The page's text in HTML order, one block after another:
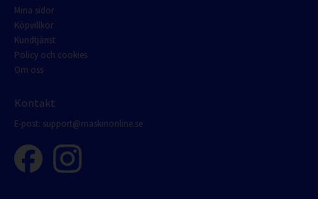
Mina sidor
Köpvillkor
Kundtjänst
Policy och cookies
Om oss
Kontakt
E-post: support@maskinonline.se